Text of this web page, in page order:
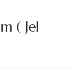
( Jel